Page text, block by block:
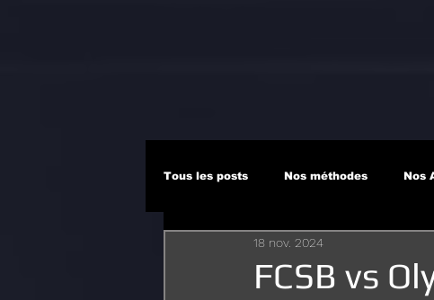
Tous les posts Nos méthodes Nos
FCSB vs
18 nov. 2024